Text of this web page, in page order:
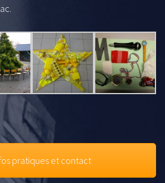
pratiques et contact